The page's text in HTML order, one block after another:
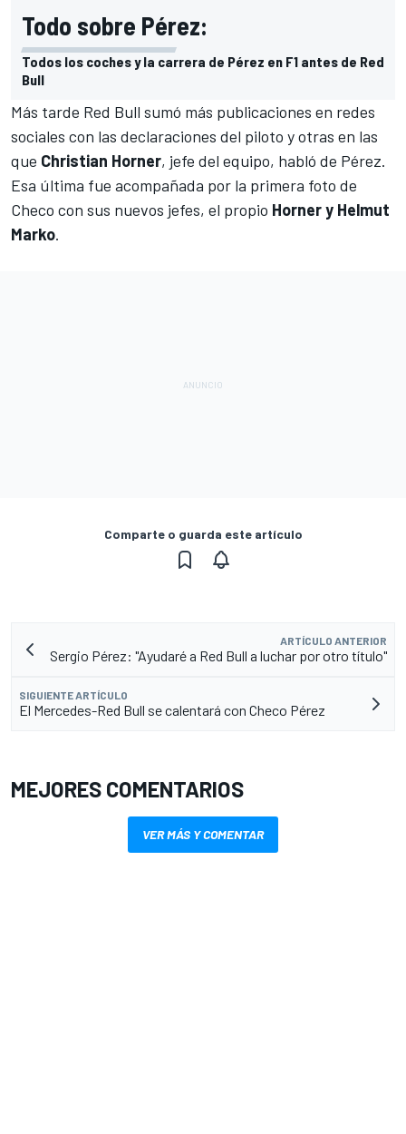
Todo sobre Pérez:
Todos los coches y la carrera de Pérez en F1 antes de Red
Bull
Más tarde Red Bull sumó más publicaciones en redes
sociales con las declaraciones del piloto y otras en las
que Christian Horner, jefe del equipo, habló de Pérez.
Esa última fue acompañada por la primera foto de
Checo con sus nuevos jefes, el propio Horner y Helmut
Marko.
Comparte o guarda este artículo
ARTÍCULO ANTERIOR
Sergio Pérez: "Ayudaré a Red Bull a luchar por otro título"
SIGUIENTE ARTÍCULO
El Mercedes-Red Bull se calentará con Checo Pérez
MEJORES COMENTARIOS
VER MÁS Y COMENTAR